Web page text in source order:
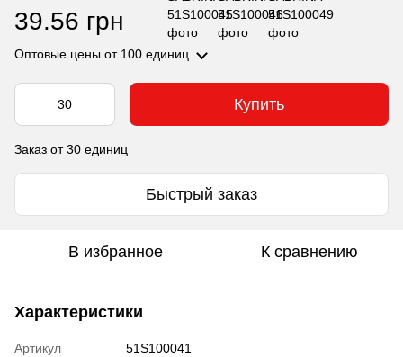
39.56 грн
Оптовые цены от 100 единиц
Купить
Заказ от 30 единиц
Быстрый заказ
В избранное К сравнению
Характеристики
Артикул
51S100041